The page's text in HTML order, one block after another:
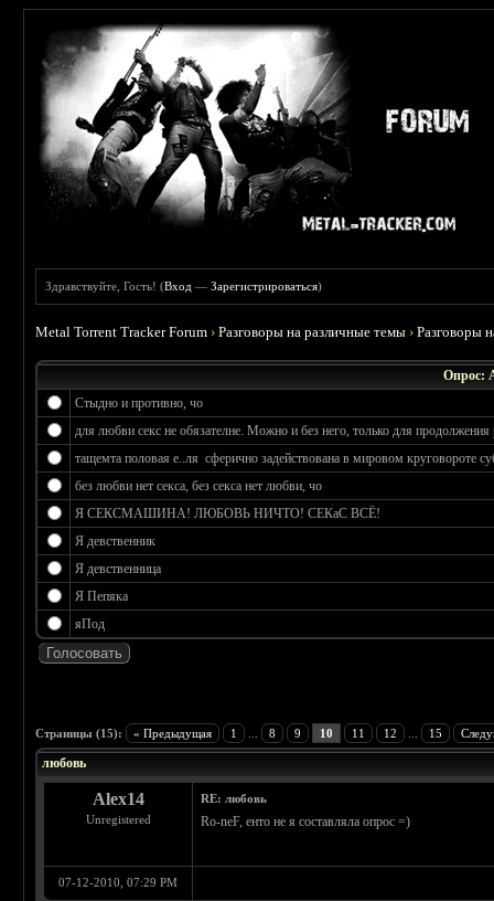
Здравствуйте, Гость! (Вход —Зарегистрироваться)
Metal Torrent Tracker Forum ›Разговоры на различные темы ›Разговоры
Опрос:
Стыдно и противно, чо
для любви секс не обязателне. Можно и без него, только для продолжения
тащемта половая е..ля сферично задействована в мировом круговороте
без любви нет секса, без секса нет любви, чо
Я СЕКСМАШИНА! ЛЮБОВЬ НИЧТО! СЕКаС ВСЁ!
Я девственник
Я девственница
Я Пепяка
яПод
Страницы (15): « Предыдущая 1 8 9 10 11 12 15
любовь
Alex14
Unregistered
RE: любовь
Ro-neF, енто не я составляла опрос =)
07-12-2010, 07:29 PM